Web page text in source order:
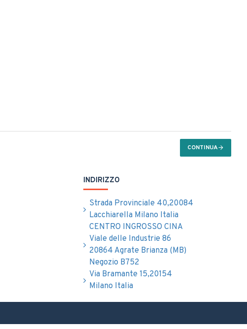
CONTINUA
INDIRIZZO
Strada Provinciale 40,20084
Lacchiarella Milano Italia
CENTRO INGROSSO CINA
Viale delle Industrie 86
20864 Agrate Brianza (MB)
Negozio B752
Via Bramante 15,20154
Milano Italia